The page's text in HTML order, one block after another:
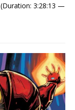
(Duration: 3:28:13 —